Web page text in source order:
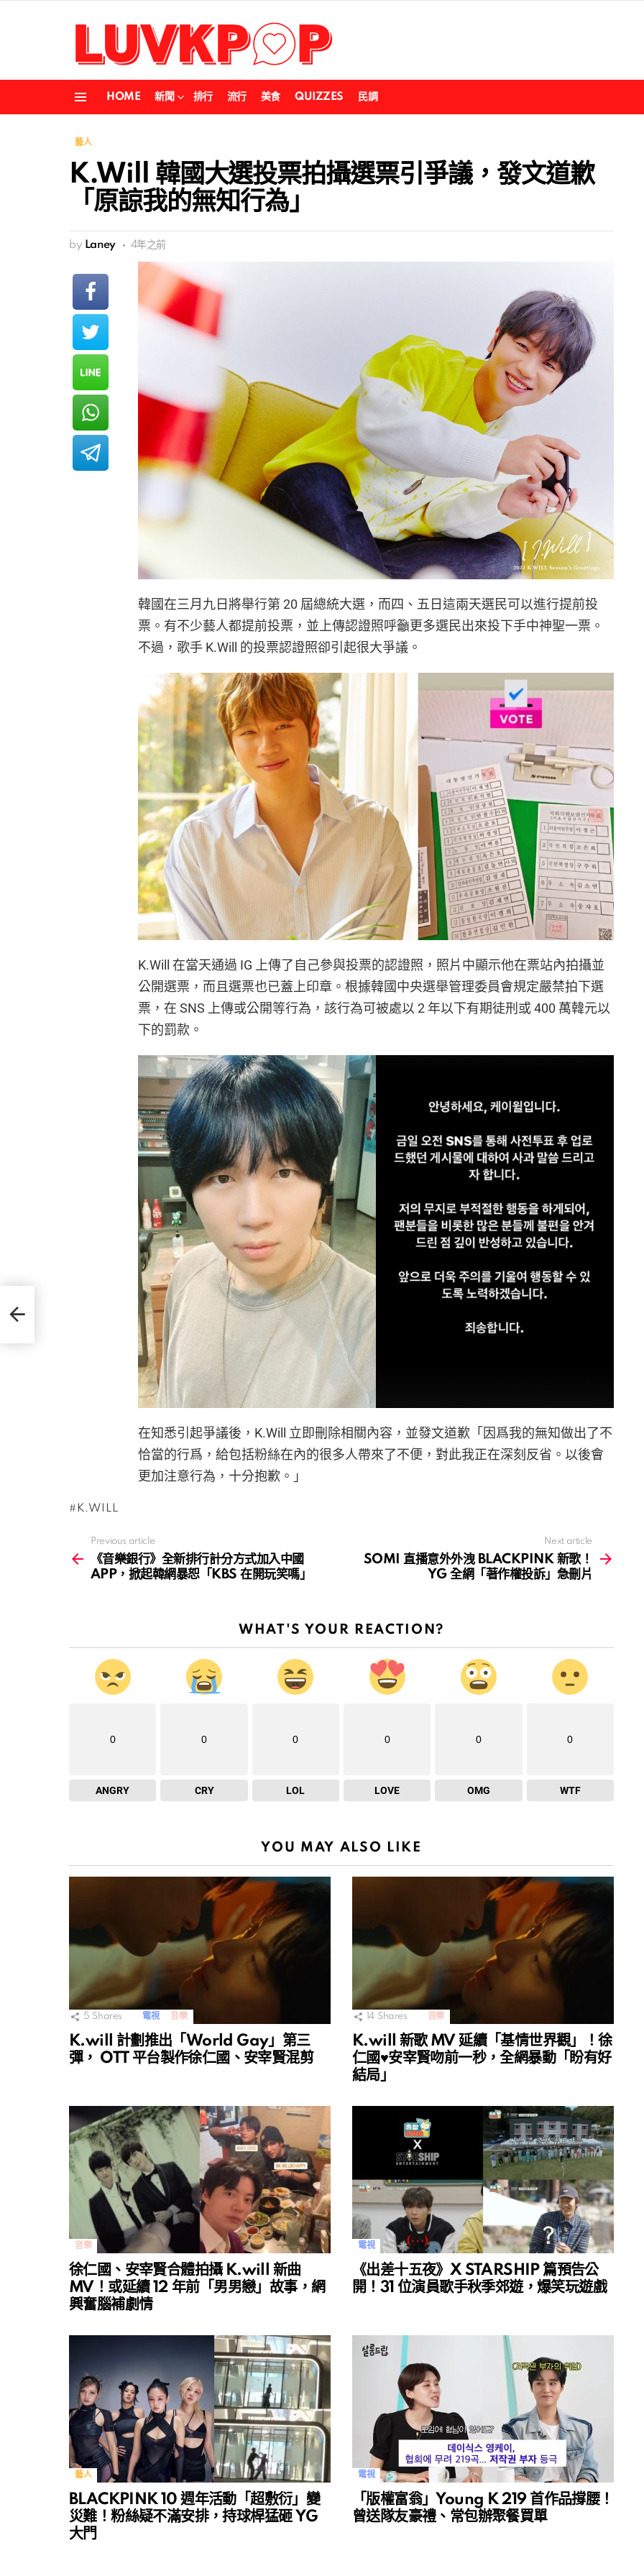
HOME 新聞 排行 流行 美食 QUIZZES 民調
藝人
K.Will 韓國大選投票拍攝選票引爭議，發文道歉
「原諒我的無知行為」
by Laney 4年之前
韓國在三月九日將舉行第 20 屆總統大選，而四、五日這兩天選民可以進行提前投
票。有不少藝人都提前投票，並上傳認證照呼籲更多選民出來投下手中神聖一票。
不過，歌手 K.Will 的投票認證照卻引起很大爭議。
K.Will 在當天通過 IG 上傳了自己參與投票的認證照，照片中顯示他在票站內拍攝並
公開選票，而且選票也已蓋上印章。根據韓國中央選舉管理委員會規定嚴禁拍下選
票，在 SNS 上傳或公開等行為，該行為可被處以 2 年以下有期徒刑或 400 萬韓元以
下的罰款。
在知悉引起爭議後，K.Will 立即刪除相關內容，並發文道歉「因爲我的無知做出了不
恰當的行爲，給包括粉絲在內的很多人帶來了不便，對此我正在深刻反省。以後會
更加注意行為，十分抱歉。」
K.WILL
more
Previous article
《音樂銀行》全新排行計分方式加入中國
APP，掀起韓網暴恕「KBS 在開玩笑嗎」
Next article
SOMI 直播意外外洩 BLACKPINK 新歌！
YG 全網「著作權投訴」急刪片
WHAT'S YOUR REACTION?
0
ANGRY
0
CRY
0
LOL
0
LOVE
0
OMG
0
WTF
YOU MAY ALSO LIKE
5 Shares 電視 音樂
K.will 計劃推出「World Gay」第三
彈， OTT 平台製作徐仁國、安宰賢混剪
14 Shares 音樂
K.will 新歌 MV 延續「基情世界觀」！徐
仁國♥安宰賢吻前一秒，全網暴動「盼有好
結局」
音樂
徐仁國、安宰賢合體拍攝 K.will 新曲
MV！或延續 12 年前「男男戀」故事，網
興奮腦補劇情
電視
《出差十五夜》X STARSHIP 篇預告公
開！31 位演員歌手秋季郊遊，爆笑玩遊戲
藝人
BLACKPINK 10 週年活動「超敷衍」變
災難！粉絲疑不滿安排，持球桿猛砸 YG
大門
電視
「版權富翁」Young K 219 首作品撐腰！
曾送隊友豪禮、常包辦聚餐買單